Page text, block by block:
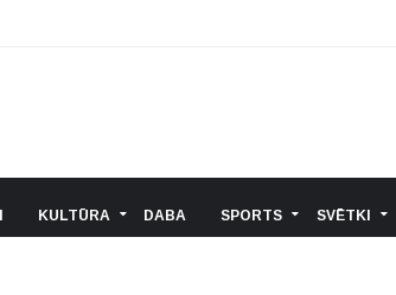
KULTŪRA DABA SPORTS SVĒTKI